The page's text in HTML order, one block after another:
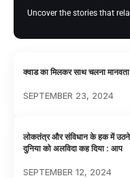
Uncover the stories that
क्वाड का मिलकर साथ चलना
SEPTEMBER 23, 2024
लोकतंत्र और संविधान के हक में
दुनिया को अलविदा कह दिया : आप
SEPTEMBER 12, 2024